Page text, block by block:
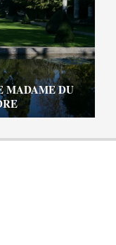
MADAME DU